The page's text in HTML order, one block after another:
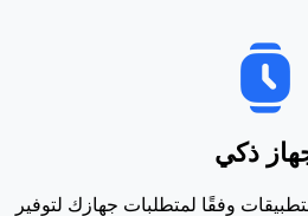
ذكي
وفقًا لمتطلبات جهازك لتوفير